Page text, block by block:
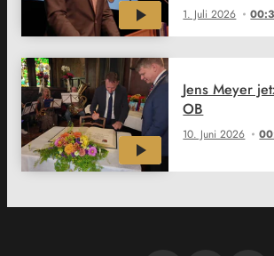
1. Juli 2026
10. Juni 2026
Jens Meyer
OB